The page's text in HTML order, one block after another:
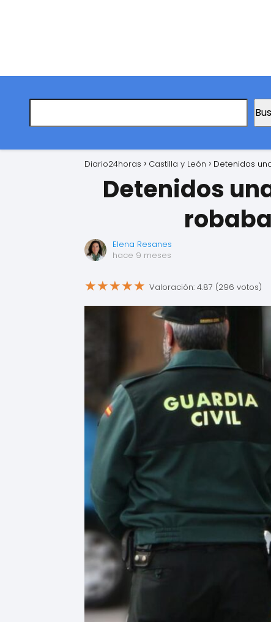
Diario24horas Castilla y León Detenidos
Detenidos
Elena Resanes
hace 9 meses
★★★★★ Valoración: 4.87 (296 votos)